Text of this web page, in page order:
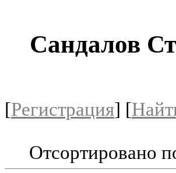
Сандалов
[Регистрация] [
Отсортировано